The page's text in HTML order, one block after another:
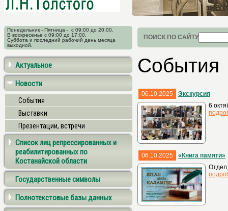
Понедельник - Пятница - с 09:00 до 20:00.
В воскресенье с 09:00 до 17:00.
Суббота и последний рабочий день месяца
выходной.
ПОИСК ПО САЙТУ
Актуальное
Новости
События
Выставки
Презентации, встречи
Список лиц репрессированных и
реабилитированных по
Костанайской области
Государственные символы
Полнотекстовые базы данных
События
06.10.2025
Экскурсия
6
06.10.2025
«Книга памяти»
Отдел